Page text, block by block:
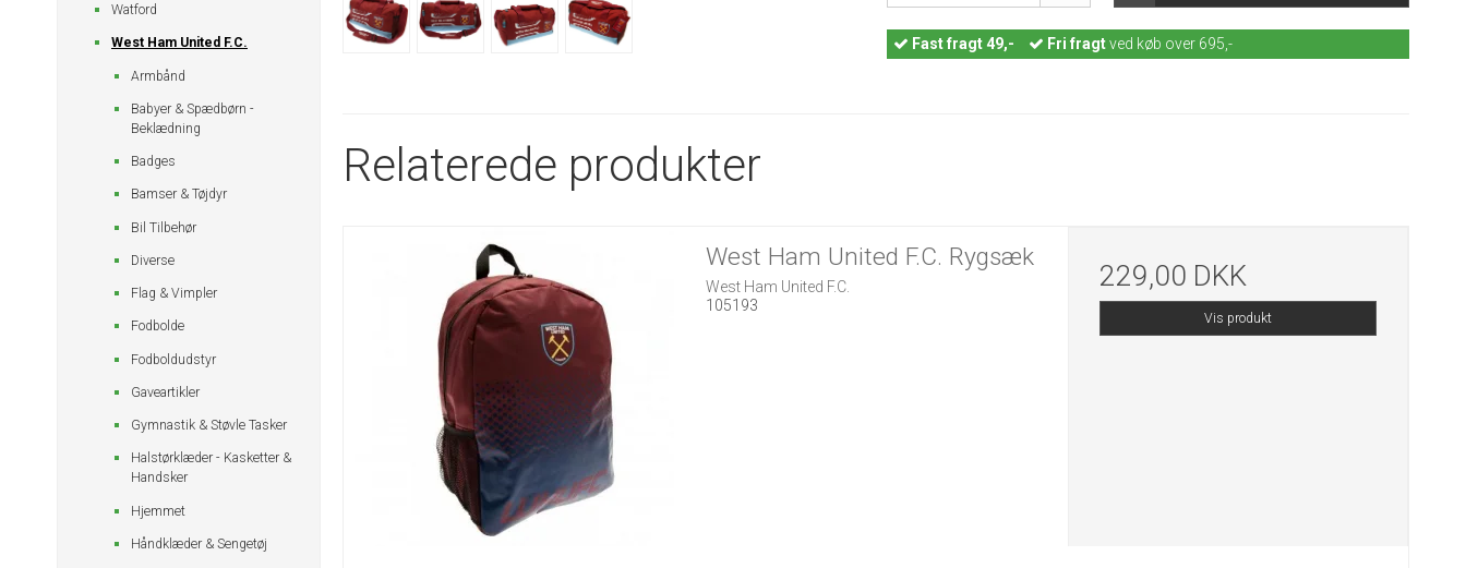
Watford
West Ham United F.C.
Armbånd
Babyer & Spædbørn -
Beklædning
Badges
Bamser & Tøjdyr
Bil Tilbehør
Diverse
Flag & Vimpler
Fodbolde
Fodboldudstyr
Gaveartikler
Gymnastik & Støvle Tasker
Halstørklæder - Kasketter &
Handsker
Hjemmet
Håndklæder & Sengetøj
Fastfragt 49,- Fri fragtved køb over 695,-
Relaterede produkter
West Ham United F.C. Rygsæk
West Ham United F.C.
105193
229,00 DKK
Vis produkt